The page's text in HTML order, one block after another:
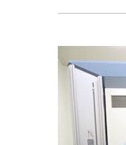
か
本
文